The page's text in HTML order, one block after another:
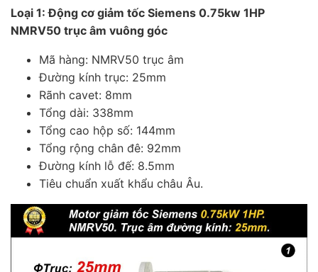
Loại 1: Động cơ giảm tốc Siemens 0.75kw 1HP
NMRV50 trục âm vuông góc
Mã hàng: NMRV50 trục âm
Đường kính trục: 25mm
Rãnh cavet: 8mm
Tổng dài: 338mm
Tổng cao hộp số: 144mm
Tổng rộng chân đê: 92mm
Đường kính lỗ đế: 8.5mm
Tiêu chuẩn xuất khẩu châu Âu.